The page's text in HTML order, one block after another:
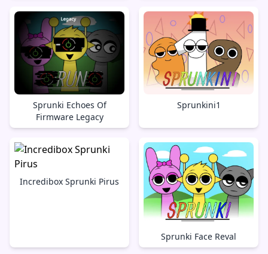
Sprunki Echoes Of
Firmware Legacy
Sprunkini1
Incredibox Sprunki Pirus
Sprunki Face Reval